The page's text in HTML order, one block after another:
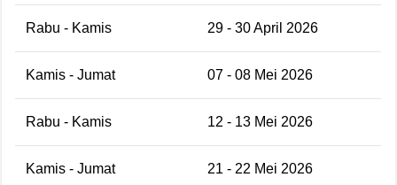
Rabu - Kamis 29 - 30 April 2026
Kamis - Jumat 07 - 08 Mei 2026
Rabu - Kamis 12 - 13 Mei 2026
Kamis - Jumat 21 - 22 Mei 2026